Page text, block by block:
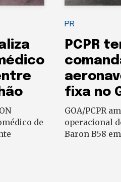
de
PR
PCPR
fixa no
GOA/PCPR
operacional
Baron B58